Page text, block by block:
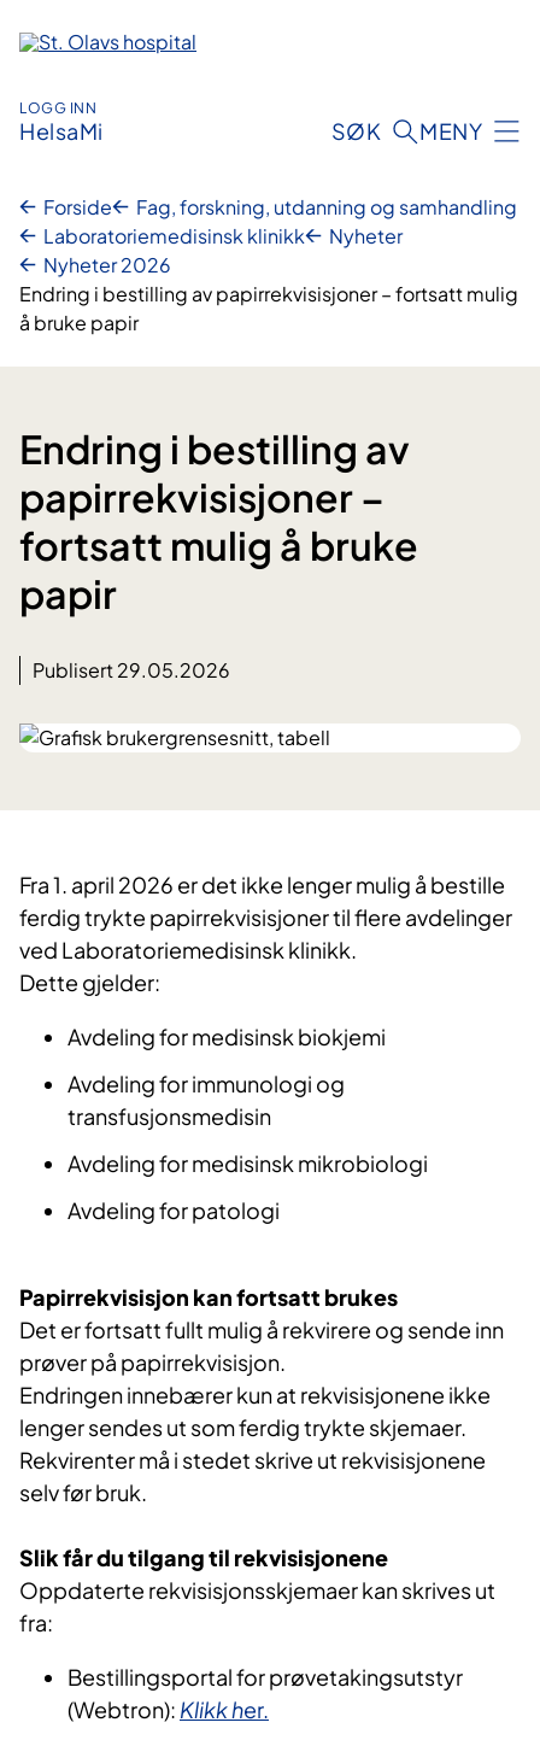
innhold
LOGG INN
HelsaMi SØK MENY
Forside
Fag, forskning, utdanning og samhandling
Laboratoriemedisinsk klinikk
Nyheter
Nyheter 2026
Endring i bestilling av papirrekvisisjoner – fortsatt mulig
å bruke papir
Endring i bestilling av
papirrekvisisjoner –
fortsatt mulig å bruke
papir
Publisert 29.05.2026
Fra 1. april 2026 er det ikke lenger mulig å bestille
ferdig trykte papirrekvisisjoner til flere avdelinger
ved Laboratoriemedisinsk klinikk.
Dette gjelder:
Avdeling for medisinsk biokjemi
Avdeling for immunologi og
transfusjonsmedisin
Avdeling for medisinsk mikrobiologi
Avdeling for patologi
Papirrekvisisjon kan fortsatt brukes
Det er fortsatt fullt mulig å rekvirere og sende inn
prøver på papirrekvisisjon.
Endringen innebærer kun at rekvisisjonene ikke
lenger sendes ut som ferdig trykte skjemaer.
Rekvirenter må i stedet skrive ut rekvisisjonene
selv før bruk.
Slik får du tilgang til rekvisisjonene
Oppdaterte rekvisisjonsskjemaer kan skrives ut
fra:
Bestillingsportal for prøvetakingsutstyr
(Webtron): Klikk her.